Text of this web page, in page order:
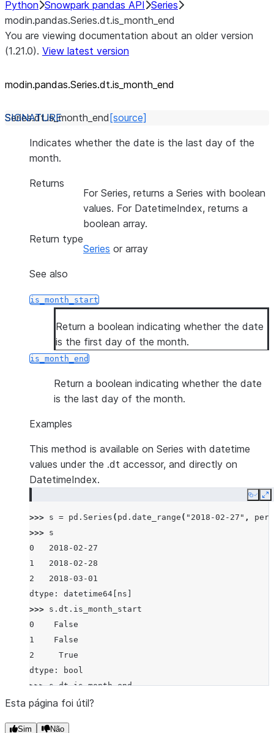
Python Snowpark pandas API Series
modin.pandas.Series.dt.is_month_end
You are viewing documentation about an older version
(1.21.0). View latest version
modin.pandas.Series.dt.is_ month_ end
Series.dt.is_month_end [source]
Indicates whether the date is the last day of the
month.
Returns
For Series, returns a Series with boolean
values. For DatetimeIndex, returns a
boolean array.
Return type
Series or array
See also
is_month_start
Return a boolean indicating whether the date
is the first day of the month.
is_month_end
Return a boolean indicating whether the date
is the last day of the month.
Examples
This method is available on Series with datetime
values under the .dt accessor, and directly on
DatetimeIndex.
Copy
>>> s = pd . Series ( pd . date_range ( "2018-02-27" ,
>>> s
0   2018-02-27
1   2018-02-28
2   2018-03-01
dtype: datetime64[ns]
>>> s . dt . is_month_start
0    False
1    False
2     True
dtype: bool
>>> s.dt.is_month_end
0    False
Esta página foi útil?
Sim Não